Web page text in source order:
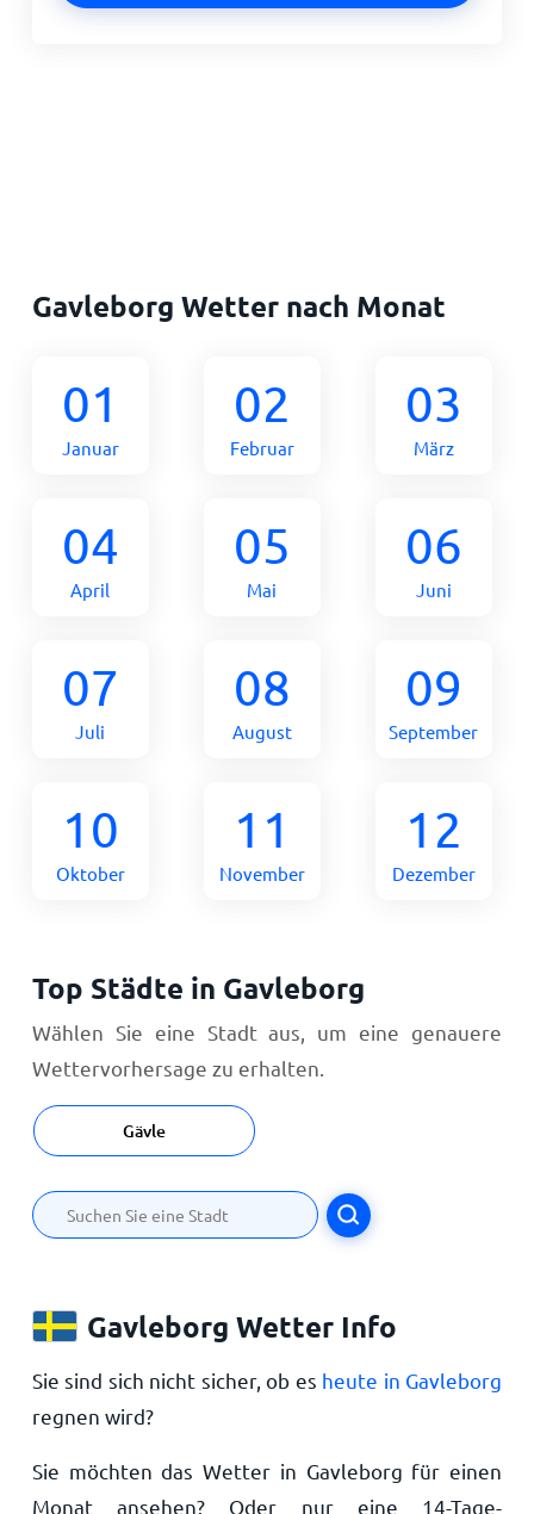
Gavleborg Wetter nach Monat
01
Januar
02
Februar
03
März
04
April
05
Mai
06
Juni
07
Juli
08
August
09
September
10
Oktober
11
November
12
Dezember
Top Städte in Gavleborg
Wählen Sie eine Stadt aus, um eine genauere
Wettervorhersage zu erhalten.
Gävle
Gavleborg Wetter Info
Sie sind sich nicht sicher, ob es heute in Gavleborg
regnen wird?
Sie möchten das Wetter in Gavleborg für einen
Monat ansehen? Oder nur eine 14-Tage-